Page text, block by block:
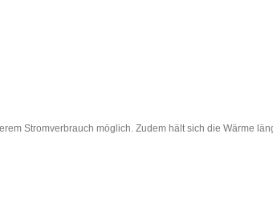
Stromverbrauch möglich. Zudem hält sich die Wärme